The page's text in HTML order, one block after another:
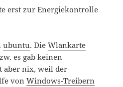
erst zur Energiekontrolle
ubuntu. DieWlankarte
es gab keinen
aber nix, weil der
vonWindows-Treibern